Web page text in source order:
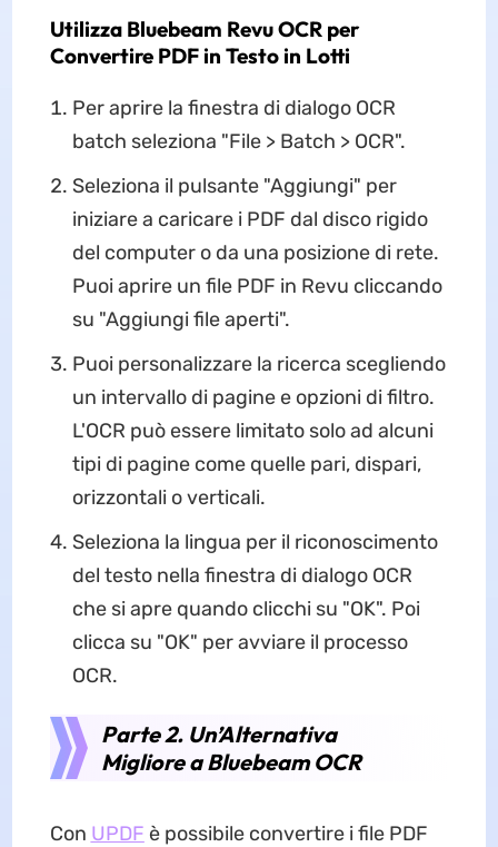
Utilizza Bluebeam Revu OCR per
Convertire PDF in Testo in Lotti
Per aprire la finestra di dialogo OCR
batch seleziona "File > Batch > OCR".
Seleziona il pulsante "Aggiungi" per
iniziare a caricare i PDF dal disco rigido
del computer o da una posizione di rete.
Puoi aprire un file PDF in Revu cliccando
su "Aggiungi file aperti".
Puoi personalizzare la ricerca scegliendo
un intervallo di pagine e opzioni di filtro.
L'OCR può essere limitato solo ad alcuni
tipi di pagine come quelle pari, dispari,
orizzontali o verticali.
Seleziona la lingua per il riconoscimento
del testo nella finestra di dialogo OCR
che si apre quando clicchi su "OK". Poi
clicca su "OK" per avviare il processo
OCR.
Parte 2. Un’Alternativa
Migliore a Bluebeam OCR
Con UPDF è possibile convertire i file PDF